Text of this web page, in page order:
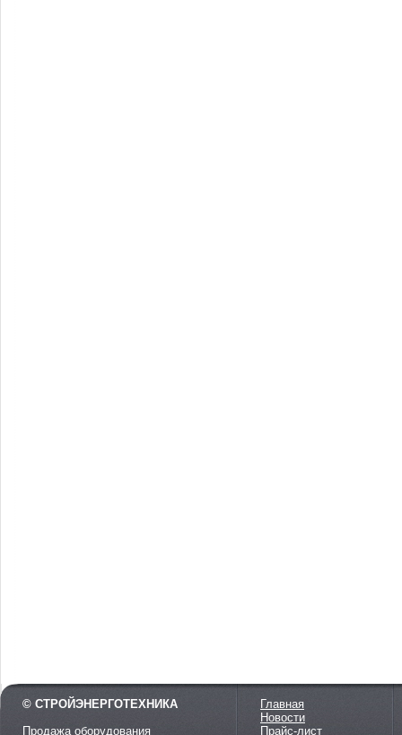
© СТРОЙЭНЕРГОТЕХНИКА
Продажа оборудования
Главная
Новости
Прайс-лист